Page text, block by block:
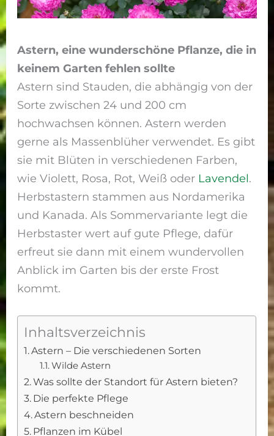
Astern, eine wunderschöne Pflanze, die in
keinem Garten fehlen sollte
Astern sind Stauden, die abhängig von der
Sorte zwischen 24 und 200 cm
hochwachsen können. Astern werden
gerne als Massenblüher verwendet. Es gibt
sie mit Blüten in verschiedenen Farben,
wie Violett, Rosa, Rot, Weiß oder Lavendel.
Herbstastern stammen aus Nordamerika
und Kanada. Als Sommervariante legt die
Herbstaster wert auf gute Pflege, dafür
erfreut sie dann mit einem wundervollen
Anblick im Garten bis der erste Frost
kommt.
Inhaltsverzeichnis
Astern – Die verschiedenen Sorten
Wilde Astern
Was sollte der Standort für Astern bieten?
Die perfekte Pflege
Astern beschneiden
Pflanzen im Kübel